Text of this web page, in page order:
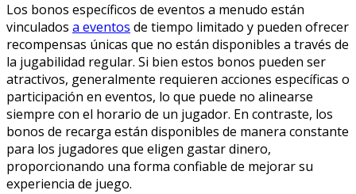
Los bonos específicos de eventos a menudo están
vinculados a eventos de tiempo limitado y pueden ofrecer
recompensas únicas que no están disponibles a través de
la jugabilidad regular. Si bien estos bonos pueden ser
atractivos, generalmente requieren acciones específicas o
participación en eventos, lo que puede no alinearse
siempre con el horario de un jugador. En contraste, los
bonos de recarga están disponibles de manera constante
para los jugadores que eligen gastar dinero,
proporcionando una forma confiable de mejorar su
experiencia de juego.